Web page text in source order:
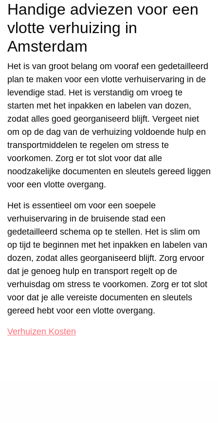
Handige adviezen voor een
vlotte verhuizing in
Amsterdam
Het is van groot belang om vooraf een gedetailleerd
plan te maken voor een vlotte verhuiservaring in de
levendige stad. Het is verstandig om vroeg te
starten met het inpakken en labelen van dozen,
zodat alles goed georganiseerd blijft. Vergeet niet
om op de dag van de verhuizing voldoende hulp en
transportmiddelen te regelen om stress te
voorkomen. Zorg er tot slot voor dat alle
noodzakelijke documenten en sleutels gereed liggen
voor een vlotte overgang.
Het is essentieel om voor een soepele
verhuiservaring in de bruisende stad een
gedetailleerd schema op te stellen. Het is slim om
op tijd te beginnen met het inpakken en labelen van
dozen, zodat alles georganiseerd blijft. Zorg ervoor
dat je genoeg hulp en transport regelt op de
verhuisdag om stress te voorkomen. Zorg er tot slot
voor dat je alle vereiste documenten en sleutels
gereed hebt voor een vlotte overgang.
Verhuizen Kosten